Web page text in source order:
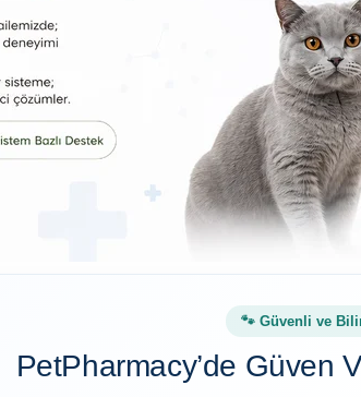
🐾 Güvenli ve
PetPharmacy’de Güven